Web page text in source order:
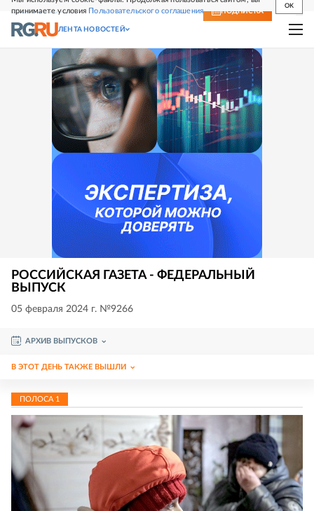
принимаете условия Пользовательского соглашения
OK
СВЕЖИЙ НОМЕР ПОДПИСКА
ЛЕНТА НОВОСТЕЙ
РОССИЙСКАЯ ГАЗЕТА - ФЕДЕРАЛЬНЫЙ
ВЫПУСК
05 февраля 2024 г. №9266
АРХИВ ВЫПУСКОВ
В ЭТОТ ДЕНЬ ТАКЖЕ ВЫШЛИ
ПОЛОСА 1